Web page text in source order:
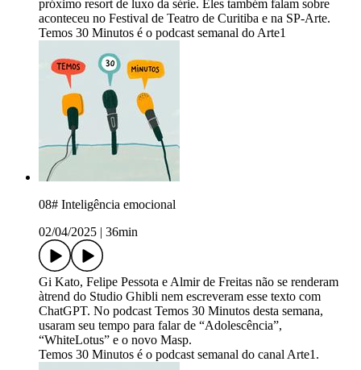
próximo resort de luxo da série. Eles também falam sobre
aconteceu no Festival de Teatro de Curitiba e na SP-Arte.
Temos 30 Minutos é o podcast semanal do Arte1
08# Inteligência emocional
02/04/2025
36min
Gi Kato, Felipe Pessota e Almir de Freitas não se renderam
àtrend do Studio Ghibli nem escreveram esse texto com
ChatGPT. No podcast Temos 30 Minutos desta semana,
usaram seu tempo para falar de “Adolescência”,
“WhiteLotus” e o novo Masp.
Temos 30 Minutos é o podcast semanal do canal Arte1.